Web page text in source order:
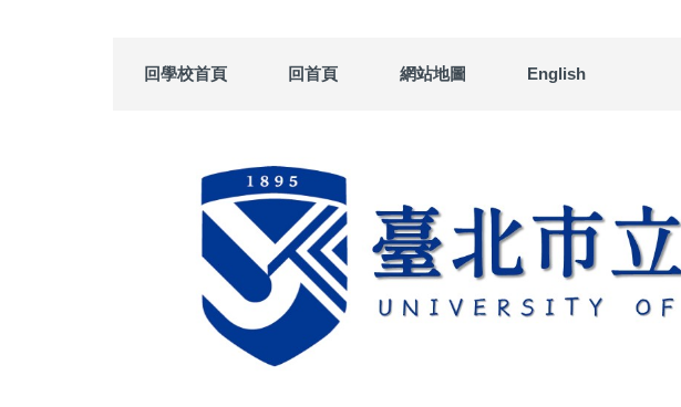
回學校首頁 回首頁 網站地圖 English